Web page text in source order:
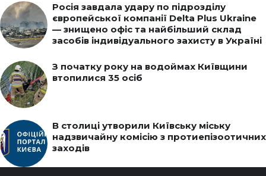
Росія завдала удару по підрозділу
європейської компанії Delta Plus Ukraine
— знищено офіс та найбільший склад
засобів індивідуального захисту в Україні
З початку року на водоймах Київщини
втопилися 35 осіб
В столиці утворили Київську міську
надзвичайну комісію з протиепізоотичних
заходів